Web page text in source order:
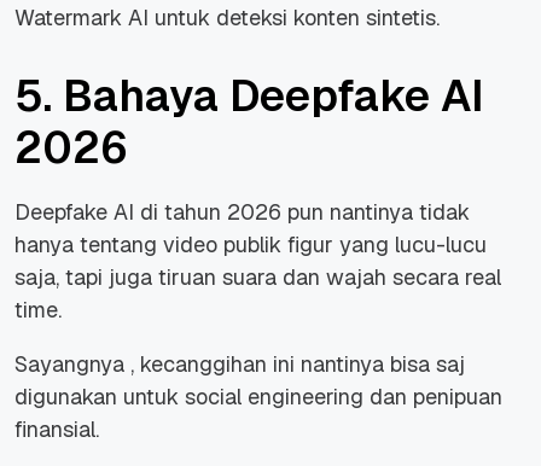
Watermark AI untuk deteksi konten sintetis.
5. Bahaya Deepfake AI
2026
Deepfake AI di tahun 2026 pun nantinya tidak
hanya tentang video publik figur yang lucu-lucu
saja, tapi juga tiruan suara dan wajah secara real
time.
Sayangnya , kecanggihan ini nantinya bisa saj
digunakan untuk social engineering dan penipuan
finansial.